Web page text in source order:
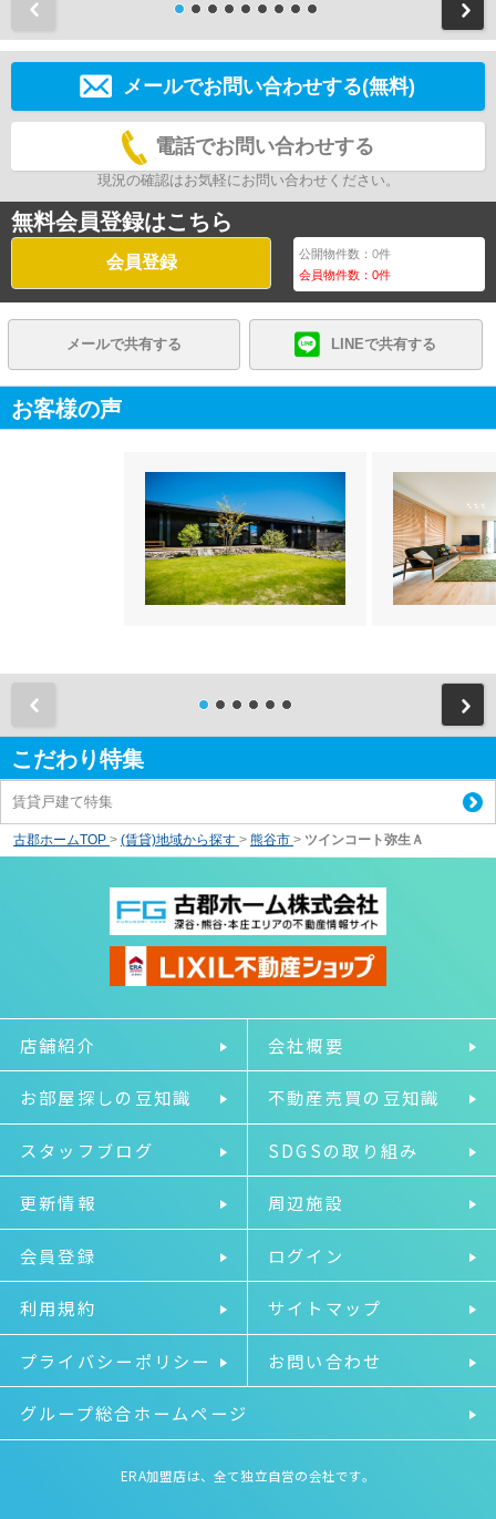
メールでお問い合わせする(無料)
電話でお問い合わせする
現況の確認はお気軽にお問い合わせください。
無料会員登録はこちら
会員登録 公開物件数：0件
会員物件数：0件
メールで共有する LINEで共有する
お客様の声
こだわり特集
賃貸戸建て特集
古郡ホームTOP > (賃貸)地域から探す > 熊谷市 > ツインコート弥生Ａ
店舗紹介 会社概要
お部屋探しの豆知識 不動産売買の豆知識
スタッフブログ SDGSの取り組み
更新情報 周辺施設
会員登録 ログイン
利用規約 サイトマップ
プライバシーポリシー お問い合わせ
グループ総合ホームページ
ERA加盟店は、全て独立自営の会社です。